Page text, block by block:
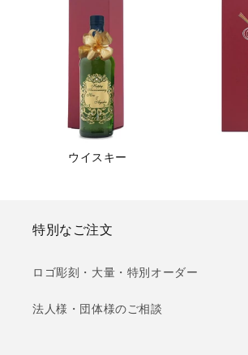
ウイスキー
特別なご注文
ロゴ彫刻・大量・特別オーダー
法人様・団体様のご相談